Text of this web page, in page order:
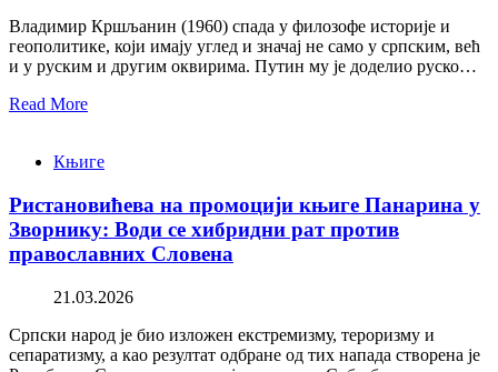
Владимир Кршљанин (1960) спада у филозофе историје и
геополитике, који имају углед и значај не само у српским, већ
и у руским и другим оквирима. Путин му је доделио руско…
Read More
Књиге
Ристановићева на промоцији књиге Панарина у
Зворнику: Води се хибридни рат против
православних Словена
21.03.2026
Српски народ је био изложен екстремизму, тероризму и
сепаратизму, а као резултат одбране од тих напада створена је